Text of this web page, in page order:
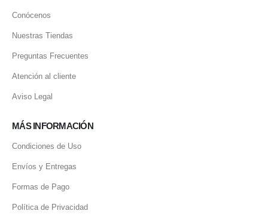
Conócenos
Nuestras Tiendas
Preguntas Frecuentes
Atención al cliente
Aviso Legal
MÁS INFORMACIÓN
Condiciones de Uso
Envíos y Entregas
Formas de Pago
Política de Privacidad